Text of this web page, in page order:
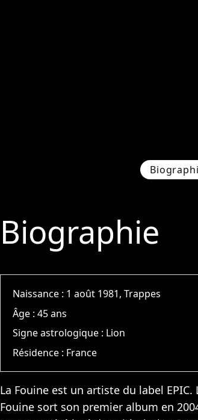
Biographie
Naissance : 1 août 1981, Trappes
Âge :45 ans
Signe astrologique : Lion
Résidence : France
La Fouine est un artiste du label
Fouine sort son premier album en